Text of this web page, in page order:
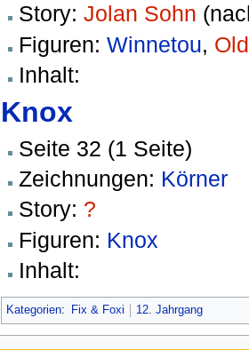
Story: Jolan Sohn
Figuren: Winnetou,
Inhalt:
Knox
Seite 32 (1 Seite)
Zeichnungen: Körner
Story: ?
Figuren: Knox
Inhalt:
Kategorien: Fix & Foxi 12. Jahrgang